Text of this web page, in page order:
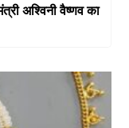
अश्विनी वैष्णव का